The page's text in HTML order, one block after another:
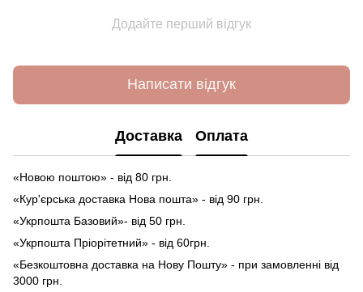
Додайте перший відгук
Написати відгук
Доставка Оплата
«Новою поштою» - від 80 грн.
«Кур'єрська доставка Нова пошта» - від 90 грн.
«Укрпошта Базовий»- від 50 грн.
«Укрпошта Пріорітетний» - від 60грн.
«Безкоштовна доставка на Нову Пошту» - при замовленні від
3000 грн.